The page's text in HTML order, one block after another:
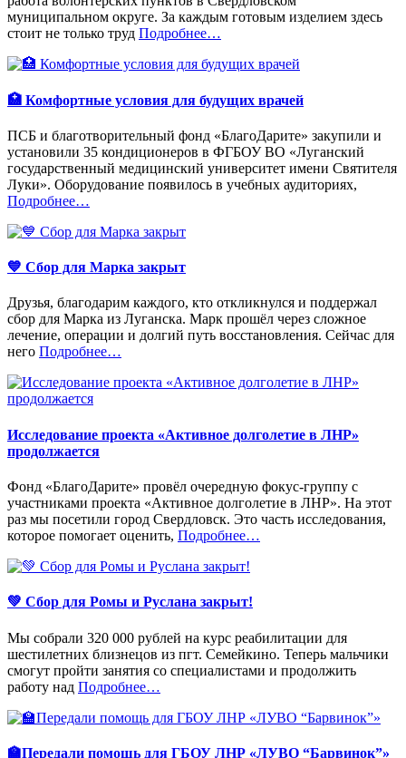
муниципальном округе. За каждым готовым изделием здесь
стоит не только труд Подробнее«%s»
…
🏥 Комфортные условия для будущих врачей
ПСБ и благотворительный фонд «БлагоДарите» закупили и
установили 35 кондиционеров в ФГБОУ ВО «Луганский
государственный медицинский университет имени Святителя
Луки». Оборудование появилось в учебных аудиториях,
Подробнее«%s»
…
💙 Сбор для Марка закрыт
Друзья, благодарим каждого, кто откликнулся и поддержал
сбор для Марка из Луганска. Марк прошёл через сложное
лечение, операции и долгий путь восстановления. Сейчас для
него Подробнее«%s»
…
Исследование проекта «Активное долголетие в ЛНР»
продолжается
Фонд «БлагоДарите» провёл очередную фокус-группу с
участниками проекта «Активное долголетие в ЛНР». На этот
раз мы посетили город Свердловск. Это часть исследования,
которое помогает оценить, Подробнее«%s»
…
💚 Сбор для Ромы и Руслана закрыт!
Мы собрали 320 000 рублей на курс реабилитации для
шестилетних близнецов из пгт. Семейкино. Теперь мальчики
смогут пройти занятия со специалистами и продолжить
работу над Подробнее«%s»
…
🏫Передали помощь для ГБОУ ЛНР «ЛУВО “Барвинок”»